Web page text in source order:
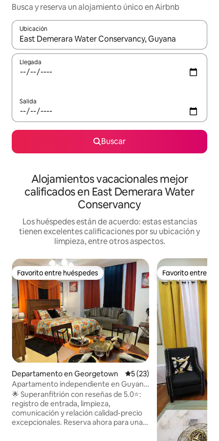
Busca y reserva un alojamiento único en Airbnb
Ubicación
Cuando los resultados estén disponibles, podrás navegar
Llegada
Salida
Buscar
Alojamientos vacacionales mejor
calificados en East Demerara Water
Conservancy
Los huéspedes están de acuerdo: estas estancias
tienen excelentes calificaciones por su ubicación y
limpieza, entre otros aspectos.
Favorito entre huéspedes
Favorito entre huéspedes
Departamento en Georgetown Calificación promedio: 5 de
5 (23)
Apartamento independiente en Guyana
USD70/noche.
🌟 Superanfitrión con reseñas de 5.0⭐:
registro de entrada, limpieza,
comunicación y relación calidad-precio
excepcionales. Reserva ahora para una
Favorito entre
Favorito entre